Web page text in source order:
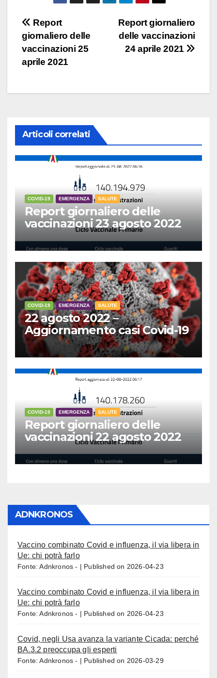
Navigazione
articoli
Report giornaliero
delle vaccinazioni
24 aprile 2021
Report
giornaliero delle
vaccinazioni 25
aprile 2021
Articoli correlati
COVID-19 EMERGENZA SALUTE
Report giornaliero delle
vaccinazioni 23 agosto 2022
COVID-19 EMERGENZA SALUTE
22 agosto 2022 –
Aggiornamento casi Covid-19
COVID-19 EMERGENZA SALUTE
Report giornaliero delle
vaccinazioni 22 agosto 2022
ADNKRONOS
Vaccino combinato Covid e influenza, il via libera in
Ue: chi potrà farlo
Fonte: Adnkronos - Published on 2026-04-23
Vaccino combinato Covid e influenza, il via libera in
Ue: chi potrà farlo
Fonte: Adnkronos - Published on 2026-04-23
Covid, negli Usa avanza la variante Cicada: perché
BA.3.2 preoccupa gli esperti
Fonte: Adnkronos - Published on 2026-03-29